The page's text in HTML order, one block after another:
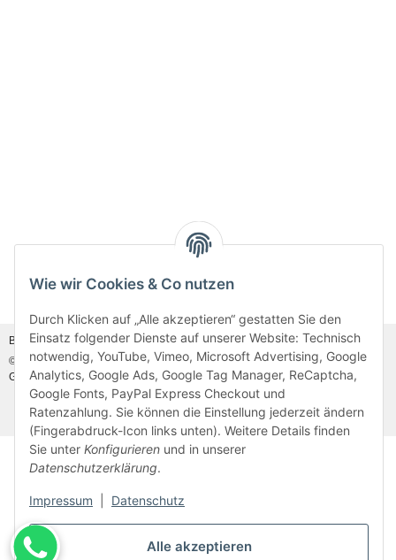
Alle akzeptieren
Wie wir Cookies & Co nutzen
Durch Klicken auf „Alle akzeptieren“ gestatten Sie den
Einsatz folgender Dienste auf unserer Website: Technisch
notwendig, YouTube, Vimeo, Microsoft Advertising, Google
Analytics, Google Ads, Google Tag Manager, ReCaptcha,
Google Fonts, PayPal Express Checkout und
Ratenzahlung. Sie können die Einstellung jederzeit ändern
(Fingerabdruck-Icon links unten). Weitere Details finden
Sie unter Konfigurieren und in unserer
Datenschutzerklärung.
Impressum Datenschutz
Bildnachweis:Adobe Stock©undCanva©
© MDM Handelsgesellschaft mbH, Meier-Diesel-Motoren, 31832 Springe-
Gestorf, Germany Besucherzähler: 46912400
* Alle Preise inkl. gesetzlicher USt., zzgl.Versand